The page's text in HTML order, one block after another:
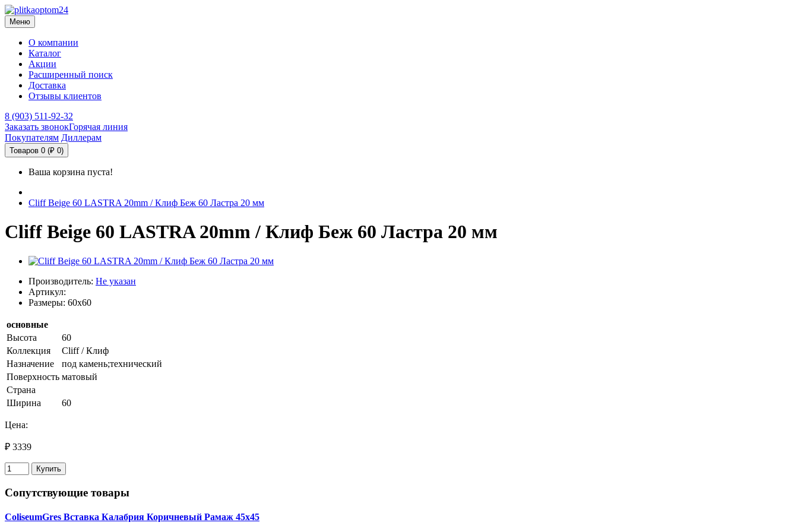
Меню
О компании
Каталог
Акции
Расширенный поиск
Доставка
Отзывы клиентов
8 (903) 511-92-32
Заказать звонокГорячая линия
Покупателям Диллерам
Товаров 0 (₽ 0)
Ваша корзина пуста!
Cliff Beige 60 LASTRA 20mm / Клиф Беж 60 Ластра 20 мм
Cliff Beige 60 LASTRA 20mm / Клиф Беж 60 Ластра 20 мм
Производитель: Не указан
Артикул:
Размеры: 60x60
основные
Высота
60
Коллекция
Cliff / Клиф
Назначение
под камень;технический
Поверхность матовый
Страна
Ширина
60
Цена:
₽ 3339
Купить
Сопутствующие товары
ColiseumGres Вставка Калабрия Коричневый Рамаж 45х45